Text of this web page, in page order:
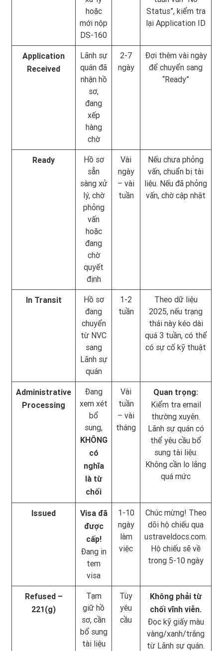
hoặc
mới nộp
DS-160
Status”, kiểm tra
lại Application ID
Application
Received
Lãnh sự
quán đã
nhận hồ
sơ,
đang
xếp
hàng
chờ
2-7
ngày
Đợi thêm vài ngày
để chuyển sang
“Ready”
Ready
Hồ sơ
sẵn
sàng xử
lý, chờ
phỏng
vấn
hoặc
đang
chờ
quyết
định
Vài
ngày
– vài
tuần
Nếu chưa phỏng
vấn, chuẩn bị tài
liệu. Nếu đã phỏng
vấn, chờ cập nhật
In Transit
Hồ sơ
đang
chuyển
từ NVC
sang
Lãnh sự
quán
1-2
tuần
Theo dữ liệu
2025, nếu trạng
thái này kéo dài
quá 3 tuần, có thể
có sự cố kỹ thuật
Administrative
Processing
Đang
xem xét
bổ
sung,
KHÔNG
có
nghĩa
là từ
chối
Vài
tuần
– vài
tháng
Quan trọng:
Kiểm tra email
thường xuyên.
Lãnh sự quán có
thể yêu cầu bổ
sung tài liệu.
Không cần lo lắng
quá mức
Issued
Visa đã
được
cấp!
Đang in
tem
visa
1-10
ngày
làm
việc
Chúc mừng! Theo
dõi hộ chiếu qua
ustraveldocs.com.
Hộ chiếu sẽ về
trong 5-10 ngày
Refused –
221(g)
Tạm
giữ hồ
sơ, cần
bổ sung
tài liệu
Tùy
yêu
cầu
Không phải từ
chối vĩnh viễn.
Đọc kỹ giấy màu
vàng/xanh/trắng
từ Lãnh sự quán.